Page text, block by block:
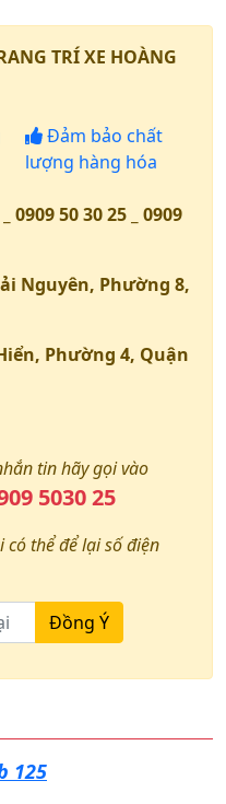
TRÍ XE HOÀNG
Đảm bảo chất
lượng hàng hóa
0909 50 30 25 _ 0909
Nguyên, Phường 8,
Phường 4, Quận
tin hãy gọi vào
5030 25
thể để lại số điện
Đồng Ý
125